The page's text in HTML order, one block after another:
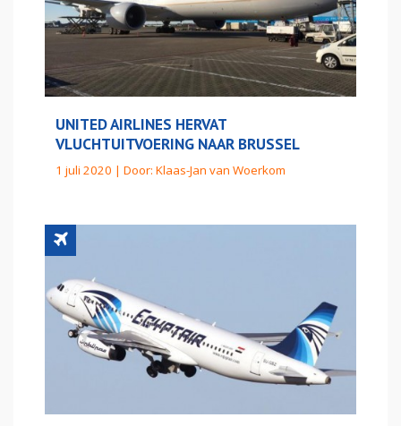
UNITED AIRLINES HERVAT
VLUCHTUITVOERING NAAR BRUSSEL
1 juli 2020 | Door: Klaas-Jan van Woerkom